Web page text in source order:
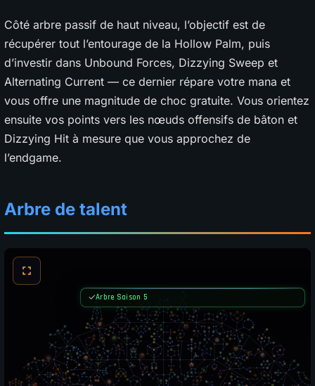
Côté arbre passif de haut niveau, l’objectif est de
récupérer tout l’entourage de la Hollow Palm, puis
d’investir dans Unbound Forces, Dizzying Sweep et
Alternating Current — ce dernier répare votre mana et
vous offre une magnitude de choc gratuite. Vous orientez
ensuite vos points vers les nœuds offensifs de bâton et
Dizzying Hit à mesure que vous approchez de
l’endgame.
Arbre de talent